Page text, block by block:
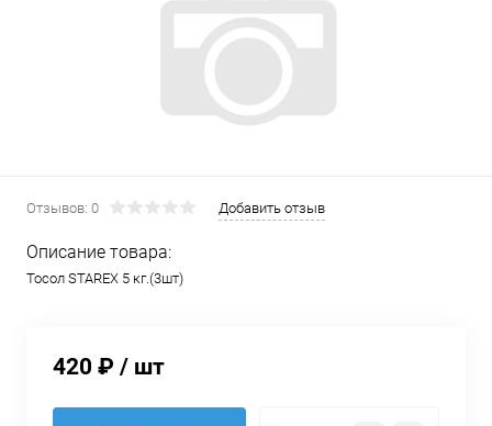
Отзывов: 0 Добавить отзыв
Описание товара:
Тосол STAREX 5 кг.(3шт)
420 ₽ / шт